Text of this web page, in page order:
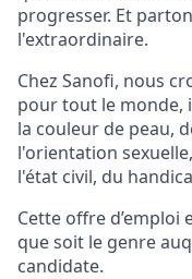
progresser. Et
l'extraordinaire.
Chez Sanofi, nous
pour tout le monde,
la couleur de peau,
l'orientation
l'état civil, du
Cette offre d’emploi
que soit le genre
candidate.